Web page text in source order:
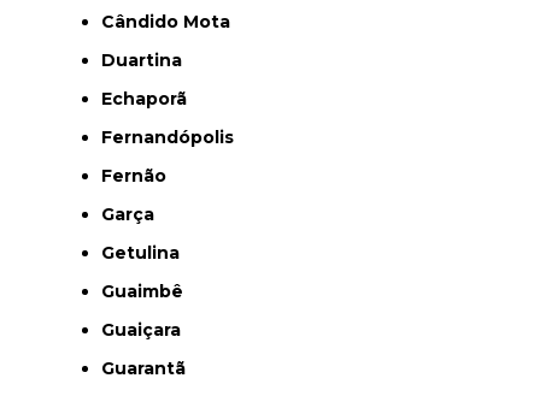
Cândido Mota
Duartina
Echaporã
Fernandópolis
Fernão
Garça
Getulina
Guaimbê
Guaiçara
Guarantã